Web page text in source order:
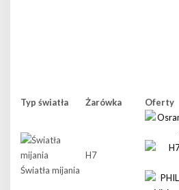
Typ światła Żarówka Oferty
Światła mijania
H7